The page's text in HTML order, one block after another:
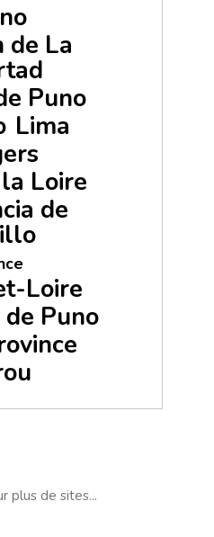
de La
Puno
Lima
Loire
de
Loire
Puno
plus de sites...